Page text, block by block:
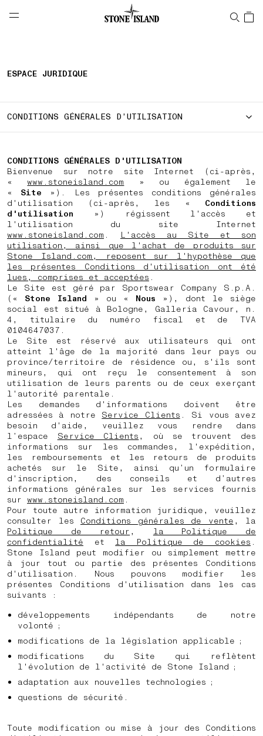
NAVIGATION.ARIA.GOTOMAINCONTENT
LABEL.SHOPPINGCOUNTRY SUISSE
ESPACE JURIDIQUE
CONDITIONS GÉNÉRALES D’UTILISATION
CONDITIONS GÉNÉRALES D'UTILISATION
Bienvenue sur notre site Internet (ci-après,
«www.stoneisland.com » ou également le
« Site »). Les présentes conditions générales
d'utilisation (ci-après, les « Conditions
d'utilisation ») régissent l'accès et
l'utilisation du site Internet
www.stoneisland.com .
L'accès au Site et son
utilisation, ainsi que l'achat de produits sur
Stone Island.com, reposent sur l'hypothèse que
les présentes Conditions d'utilisation ont été
lues, comprises et acceptées .
Le Site est géré par Sportswear Company S.p.A.
(« Stone Island » ou « Nous »), dont le siège
social est situé à Bologne, Galleria Cavour, n.
4, titulaire du numéro fiscal et de TVA
0104647037.
Le Site est réservé aux utilisateurs qui ont
atteint l'âge de la majorité dans leur pays ou
province/territoire de résidence ou, s'ils sont
mineurs, qui ont reçu le consentement à son
utilisation de leurs parents ou de ceux exerçant
l'autorité parentale.
Les demandes d'informations doivent être
adressées à notre Service Clients . Si vous avez
besoin d'aide, veuillez vous rendre dans
l’espace Service Clients , où se trouvent des
informations sur les commandes, l'expédition,
les remboursements et les retours de produits
achetés sur le Site, ainsi qu’un formulaire
d'inscription, des conseils et d’autres
informations générales sur les services fournis
sur www.stoneisland.com .
Pour toute autre information juridique, veuillez
consulter les Conditions générales de vente , la
Politique de retour , la Politique de
confidentialité et la Politique de cookies .
Stone Island peut modifier ou simplement mettre
à jour tout ou partie des présentes Conditions
d'utilisation. Nous pouvons modifier les
présentes Conditions d'utilisation dans les cas
suivants :
développements indépendants de notre
volonté ;
modifications de la législation applicable ;
modifications du Site qui reflètent
l'évolution de l'activité de Stone Island ;
adaptation aux nouvelles technologies ;
questions de sécurité.
Toute modification ou mise à jour des Conditions